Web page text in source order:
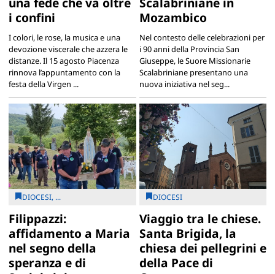
i confini
I colori, le rose, la musica e una
devozione viscerale che azzera le
distanze. Il 15 agosto Piacenza
rinnova l’appuntamento con la
festa della Virgen ...
Mozambico
Nel contesto delle celebrazioni per
i 90 anni della Provincia San
Giuseppe, le Suore Missionarie
Scalabriniane presentano una
nuova iniziativa nel seg...
DIOCESI, ...
Filippazzi:
affidamento a Maria
nel segno della
speranza e di
DIOCESI
Viaggio tra le chiese.
Santa Brigida, la
chiesa dei pellegrini e
della Pace di